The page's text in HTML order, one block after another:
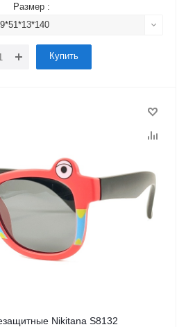
Размер :
Купить
Nikitana S8132